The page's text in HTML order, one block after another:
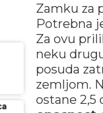
Zamku za
Potrebna
Za ovu
neku
posuda
zemljom.
ostane 2,5